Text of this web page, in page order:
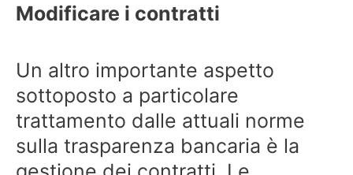
Modificare i contratti
Un altro importante aspetto
sottoposto a particolare
trattamento dalle attuali norme
sulla trasparenza bancaria è la